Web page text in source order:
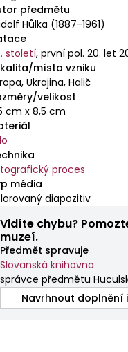
předmětu
Hůlka (1887-1961)
století,první pol. 20. let
místo vzniku
Ukrajina, Halič
velikost
cm x 8,5 cm
proces
média
diapozitiv
Vidíte chybu?
muzeí.
Předmět spravuje
Slovanská knihovna
správce předmětu
Navrhnout doplnění